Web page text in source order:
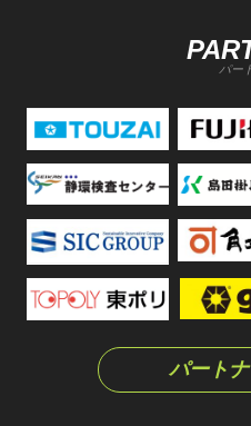
パー
パート